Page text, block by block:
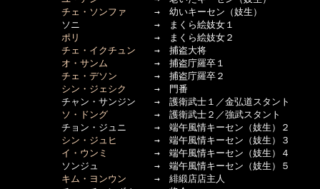
チェ・ソンファ →　幼いキーセン（妓生）
ソニ　　　　　　　　→　まくら絵妓女１
ポリ
→　まくら絵妓女２
チェ・イクチュン →　捕盗大将
オ・サンム →　捕盗庁羅卒１
チェ・デソン →　捕盗庁羅卒２
シン・ジェシク
→　門番
チャン・サンジン　　→　護衛武士１／金弘道スタント
ソ・ドング →　護衛武士２／強武スタント
チョン・ジュニ　　　→　端午風情キーセン（妓生）２
シン・ジュヒ
→　端午風情キーセン（妓生）３
イ・ウンミ
→　端午風情キーセン（妓生）４
ソンジュ　　　　　　→　端午風情キーセン（妓生）５
キム・ヨンウン →　緋緞店店主人